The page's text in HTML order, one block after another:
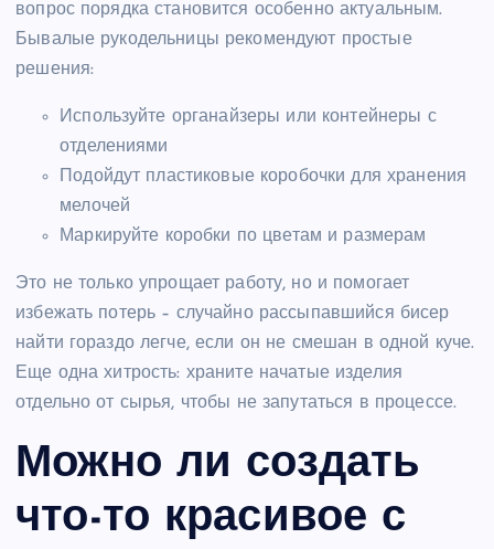
вопрос порядка становится особенно актуальным.
Бывалые рукодельницы рекомендуют простые
решения:
Используйте органайзеры или контейнеры с
отделениями
Подойдут пластиковые коробочки для хранения
мелочей
Маркируйте коробки по цветам и размерам
Это не только упрощает работу, но и помогает
избежать потерь – случайно рассыпавшийся бисер
найти гораздо легче, если он не смешан в одной куче.
Еще одна хитрость: храните начатые изделия
отдельно от сырья, чтобы не запутаться в процессе.
Можно ли создать
что-то красивое с